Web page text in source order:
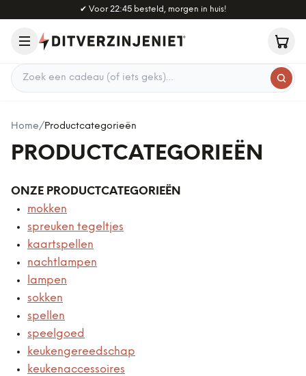
Naar hoofdinhoud
✔ Voor 22:45 besteld, morgen in huis!
Zoek een cadeau
Home/Productcategorieën
PRODUCTCATEGORIEËN
ONZE PRODUCTCATEGORIEËN
mokken
spreuken tegeltjes
kaartspellen
nachtlampen
lampen
sokken
spellen
speelgoed
keukengereedschap
keukenaccessoires